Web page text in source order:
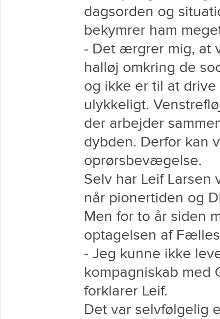
dagsorden og
bekymrer ham
- Det ærgrer mig, at
halløj omkring de
og ikke er til at
ulykkeligt.
der arbejder
dybden. Derfor kan
oprørsbevægelse.
Selv har Leif
når pionertiden og
Men for to år siden
optagelsen af
- Jeg kunne ikke
kompagniskab med
forklarer Leif.
Det var selvfølgelig